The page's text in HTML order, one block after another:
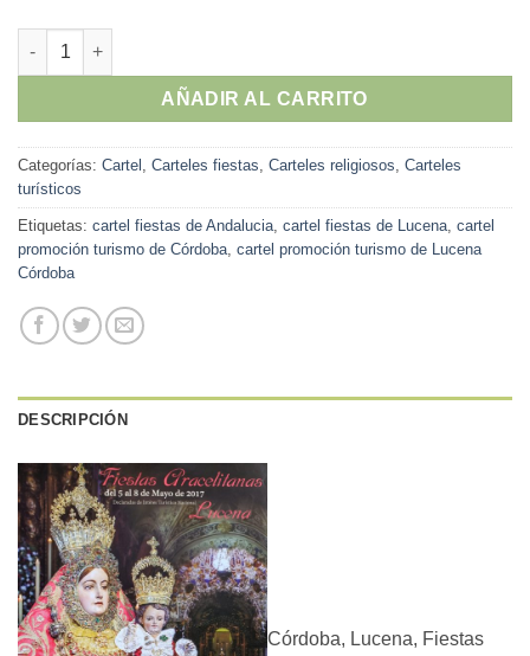
Córdoba - "Lucena, Fiestas Aracelitanas 2017" cartel
AÑADIR AL CARRITO
Categorías: Cartel Carteles fiestas Carteles religiosos Carteles
turísticos
Etiquetas: cartel fiestas de Andalucia cartel fiestas de Lucena cartel
promoción turismo de Córdoba cartel promoción turismo de Lucena
Córdoba
DESCRIPCIÓN
Córdoba, Lucena, Fiestas